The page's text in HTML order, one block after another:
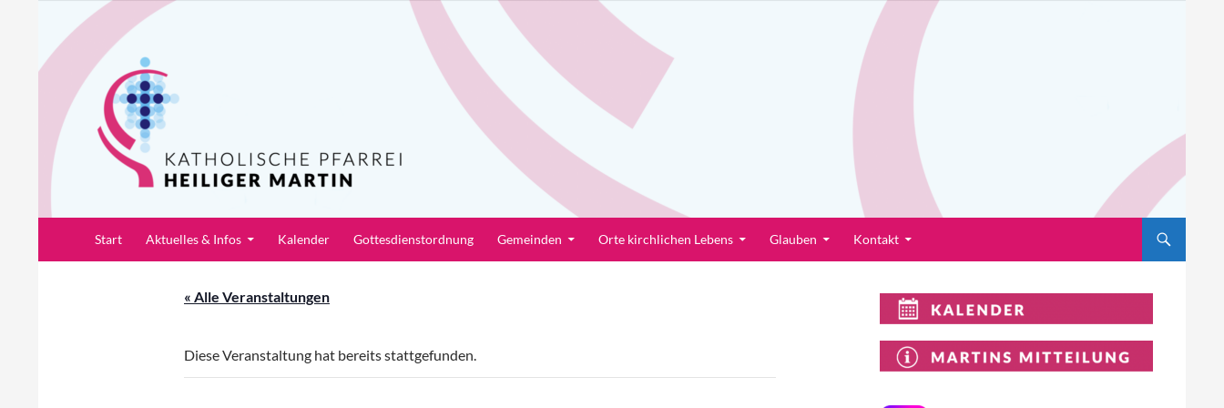
springen
Pfarrei Heiliger Martin
Start Aktuelles & Infos Kalender Gottesdienstordnung Gemeinden Orte kirchlichen Lebens Glauben Kontakt
« Alle Veranstaltungen
Diese Veranstaltung hat bereits stattgefunden.